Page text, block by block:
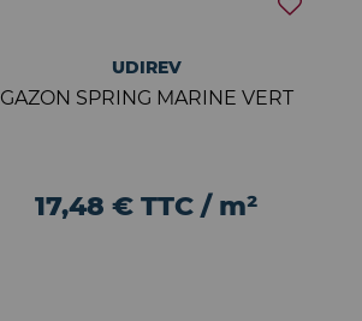
UDIREV
GAZON SPRING MARINE VERT
17,48 € TTC / m²